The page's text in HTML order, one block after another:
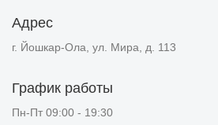
Адрес
г. Йошкар-Ола, ул. Мира, д. 113
График работы
Пн-Пт 09:00 - 19:30